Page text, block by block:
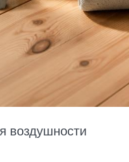
воздушности